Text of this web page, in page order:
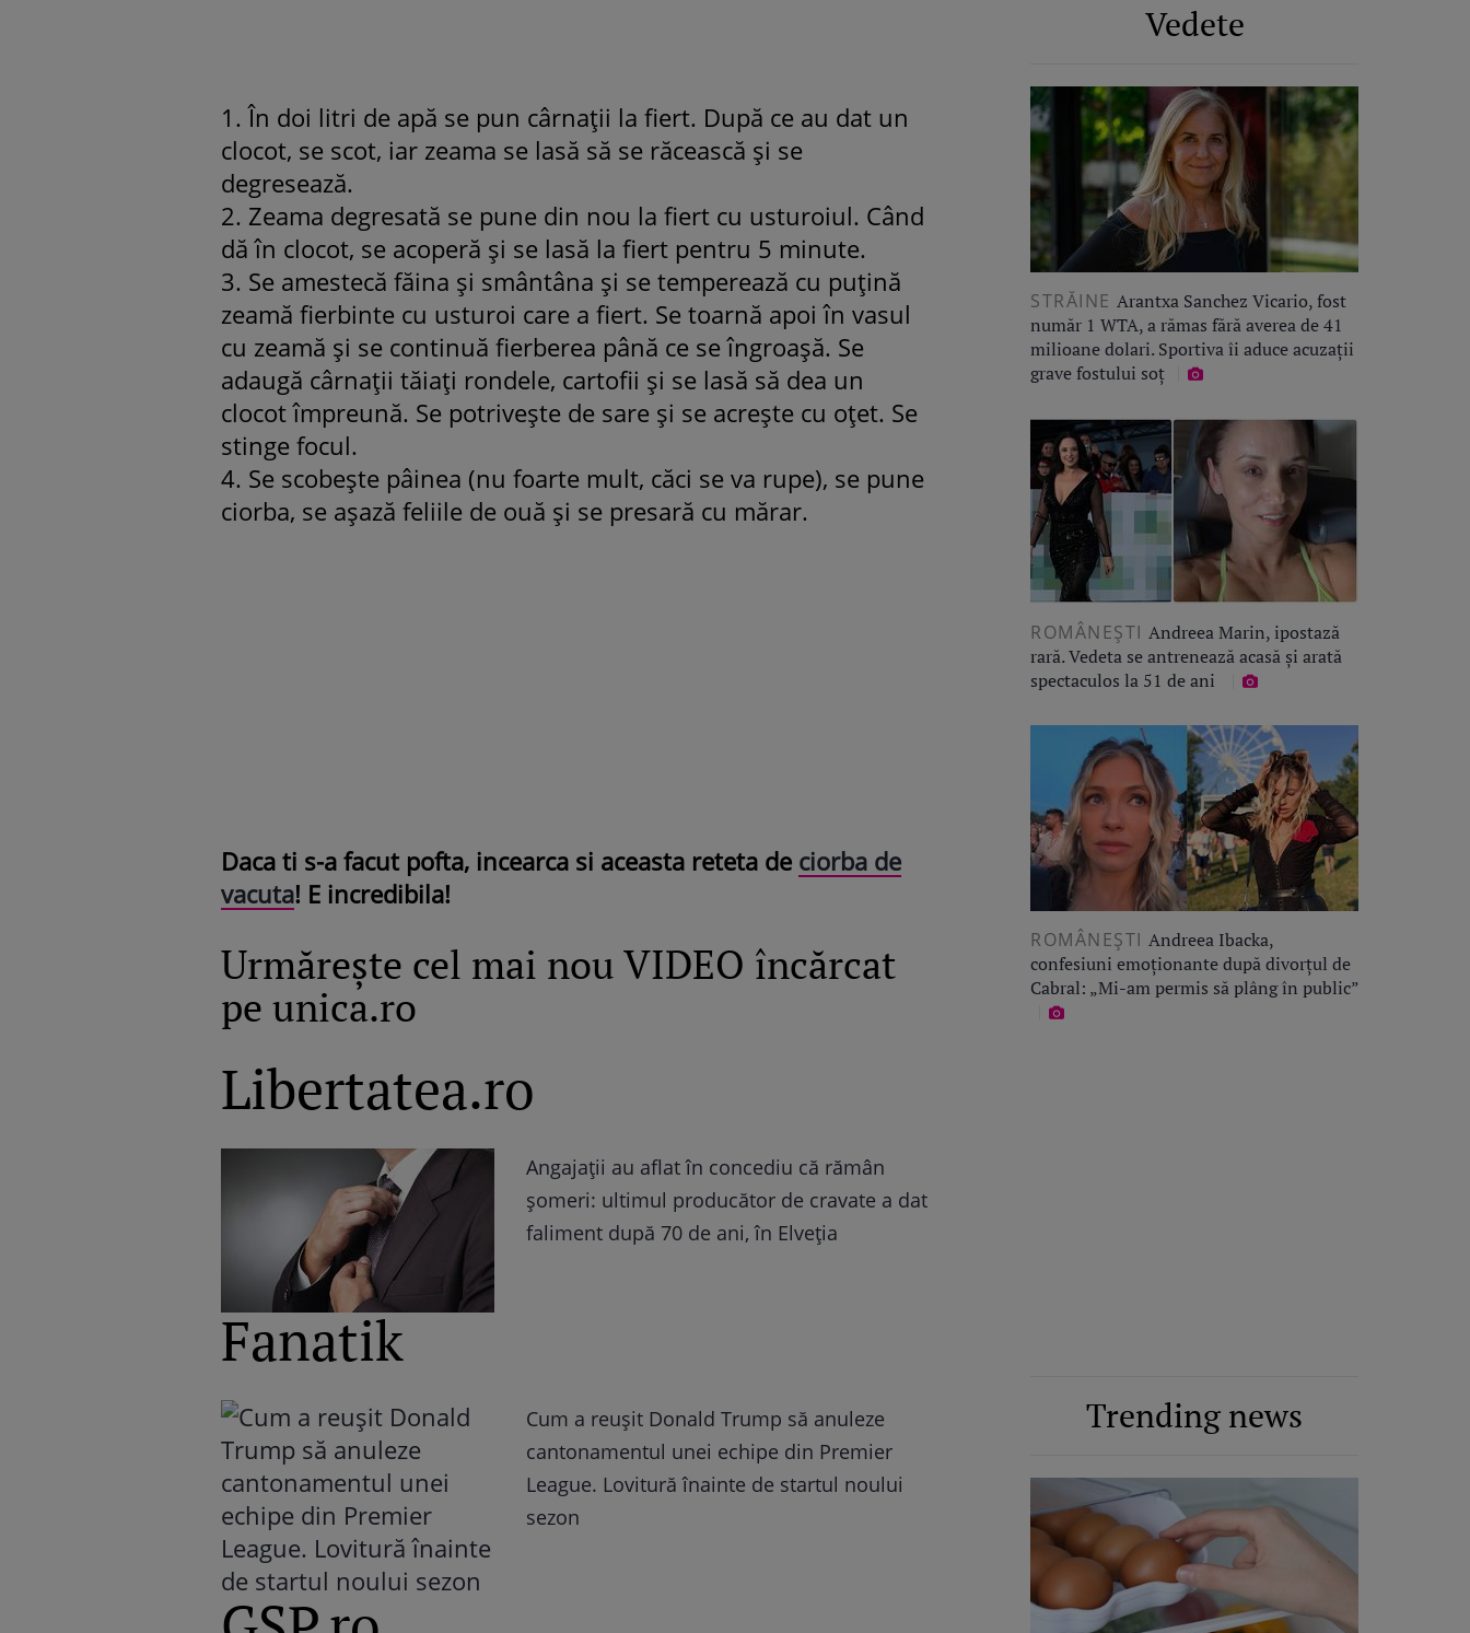
1. În doi litri de apă se pun cârnaţii la fiert. După ce au dat un
clocot, se scot, iar zeama se lasă să se răcească şi se
degresează.
2. Zeama degresată se pune din nou la fiert cu usturoiul. Când
dă în clocot, se acoperă şi se lasă la fiert pentru 5 minute.
3. Se amestecă făina şi smântâna şi se temperează cu puţină
zeamă fierbinte cu usturoi care a fiert. Se toarnă apoi în vasul
cu zeamă şi se continuă fierberea până ce se îngroaşă. Se
adaugă cârnaţii tăiaţi rondele, cartofii şi se lasă să dea un
clocot împreună. Se potriveşte de sare şi se acreşte cu oţet. Se
stinge focul.
4. Se scobeşte pâinea (nu foarte mult, căci se va rupe), se pune
ciorba, se aşază feliile de ouă şi se presară cu mărar.
Daca ti s-a facut pofta, incearca si aceasta reteta de ciorba de
vacuta! E incredibila!
Urmăreşte cel mai nou VIDEO încărcat
pe unica.ro
Libertatea.ro
Angajații au aflat în concediu că rămân
șomeri: ultimul producător de cravate a dat
faliment după 70 de ani, în Elveția
Fanatik
Cum a reușit Donald Trump să anuleze
cantonamentul unei echipe din Premier
League. Lovitură înainte de startul noului
sezon
Vedete
STRĂINE Arantxa Sanchez Vicario, fost
număr 1 WTA, a rămas fără averea de 41
milioane dolari. Sportiva îi aduce acuzații
grave fostului soț
ROMÂNEŞTI Andreea Marin, ipostază
rară. Vedeta se antrenează acasă și arată
spectaculos la 51 de ani
ROMÂNEŞTI Andreea Ibacka,
confesiuni emoționante după divorțul de
Cabral: „Mi-am permis să plâng în public”
Trending news